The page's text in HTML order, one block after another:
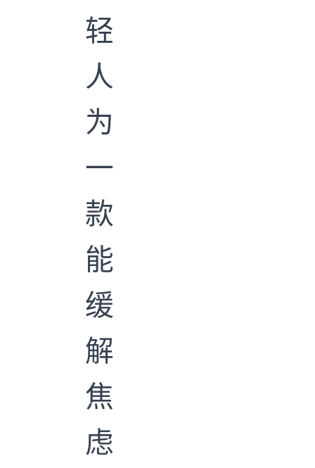
轻
人
为
一
款
能
缓
解
焦
虑